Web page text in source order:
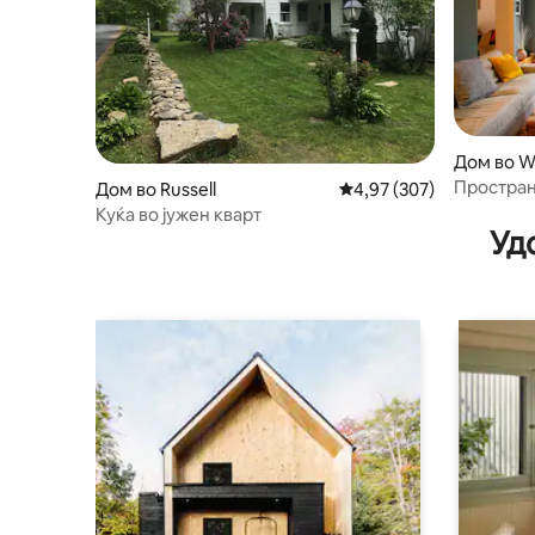
Дом во Russell Просечна оцена: 4,97
4,97 (307)
Куќа во јужен кварт
Дом во